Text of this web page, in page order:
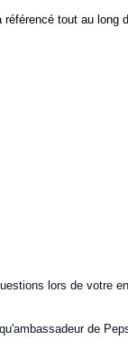
référencé tout au long
lors de votre
de